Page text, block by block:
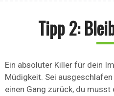
Tipp 2:
Ein absoluter Killer für dein
Müdigkeit. Sei
einen Gang zurück, du